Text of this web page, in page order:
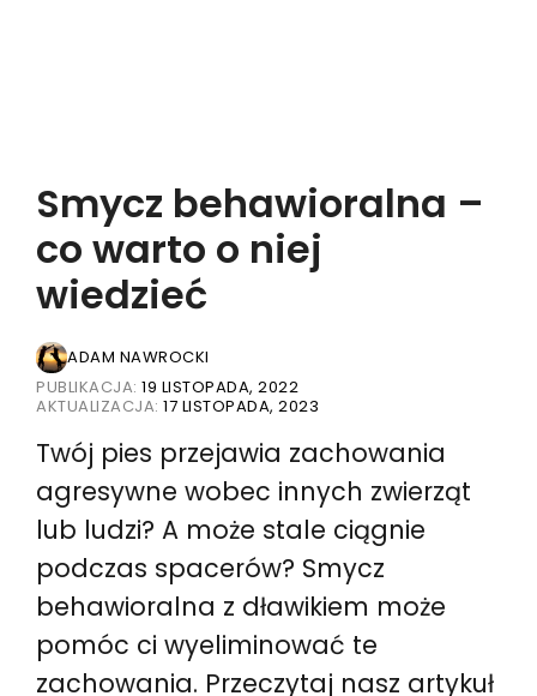
Smycz behawioralna –
co warto o niej
wiedzieć
ADAM NAWROCKI
PUBLIKACJA: 19 LISTOPADA, 2022
AKTUALIZACJA: 17 LISTOPADA, 2023
Twój pies przejawia zachowania
agresywne wobec innych zwierząt
lub ludzi? A może stale ciągnie
podczas spacerów? Smycz
behawioralna z dławikiem może
pomóc ci wyeliminować te
zachowania. Przeczytaj nasz artykuł